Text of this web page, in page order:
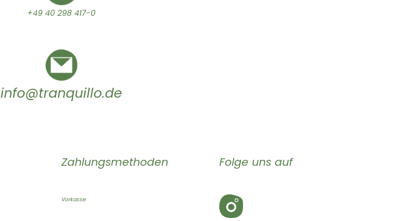
+49 40 298 417-0
info@tranquillo.de
Zahlungsmethoden
Vorkasse
Folge uns auf